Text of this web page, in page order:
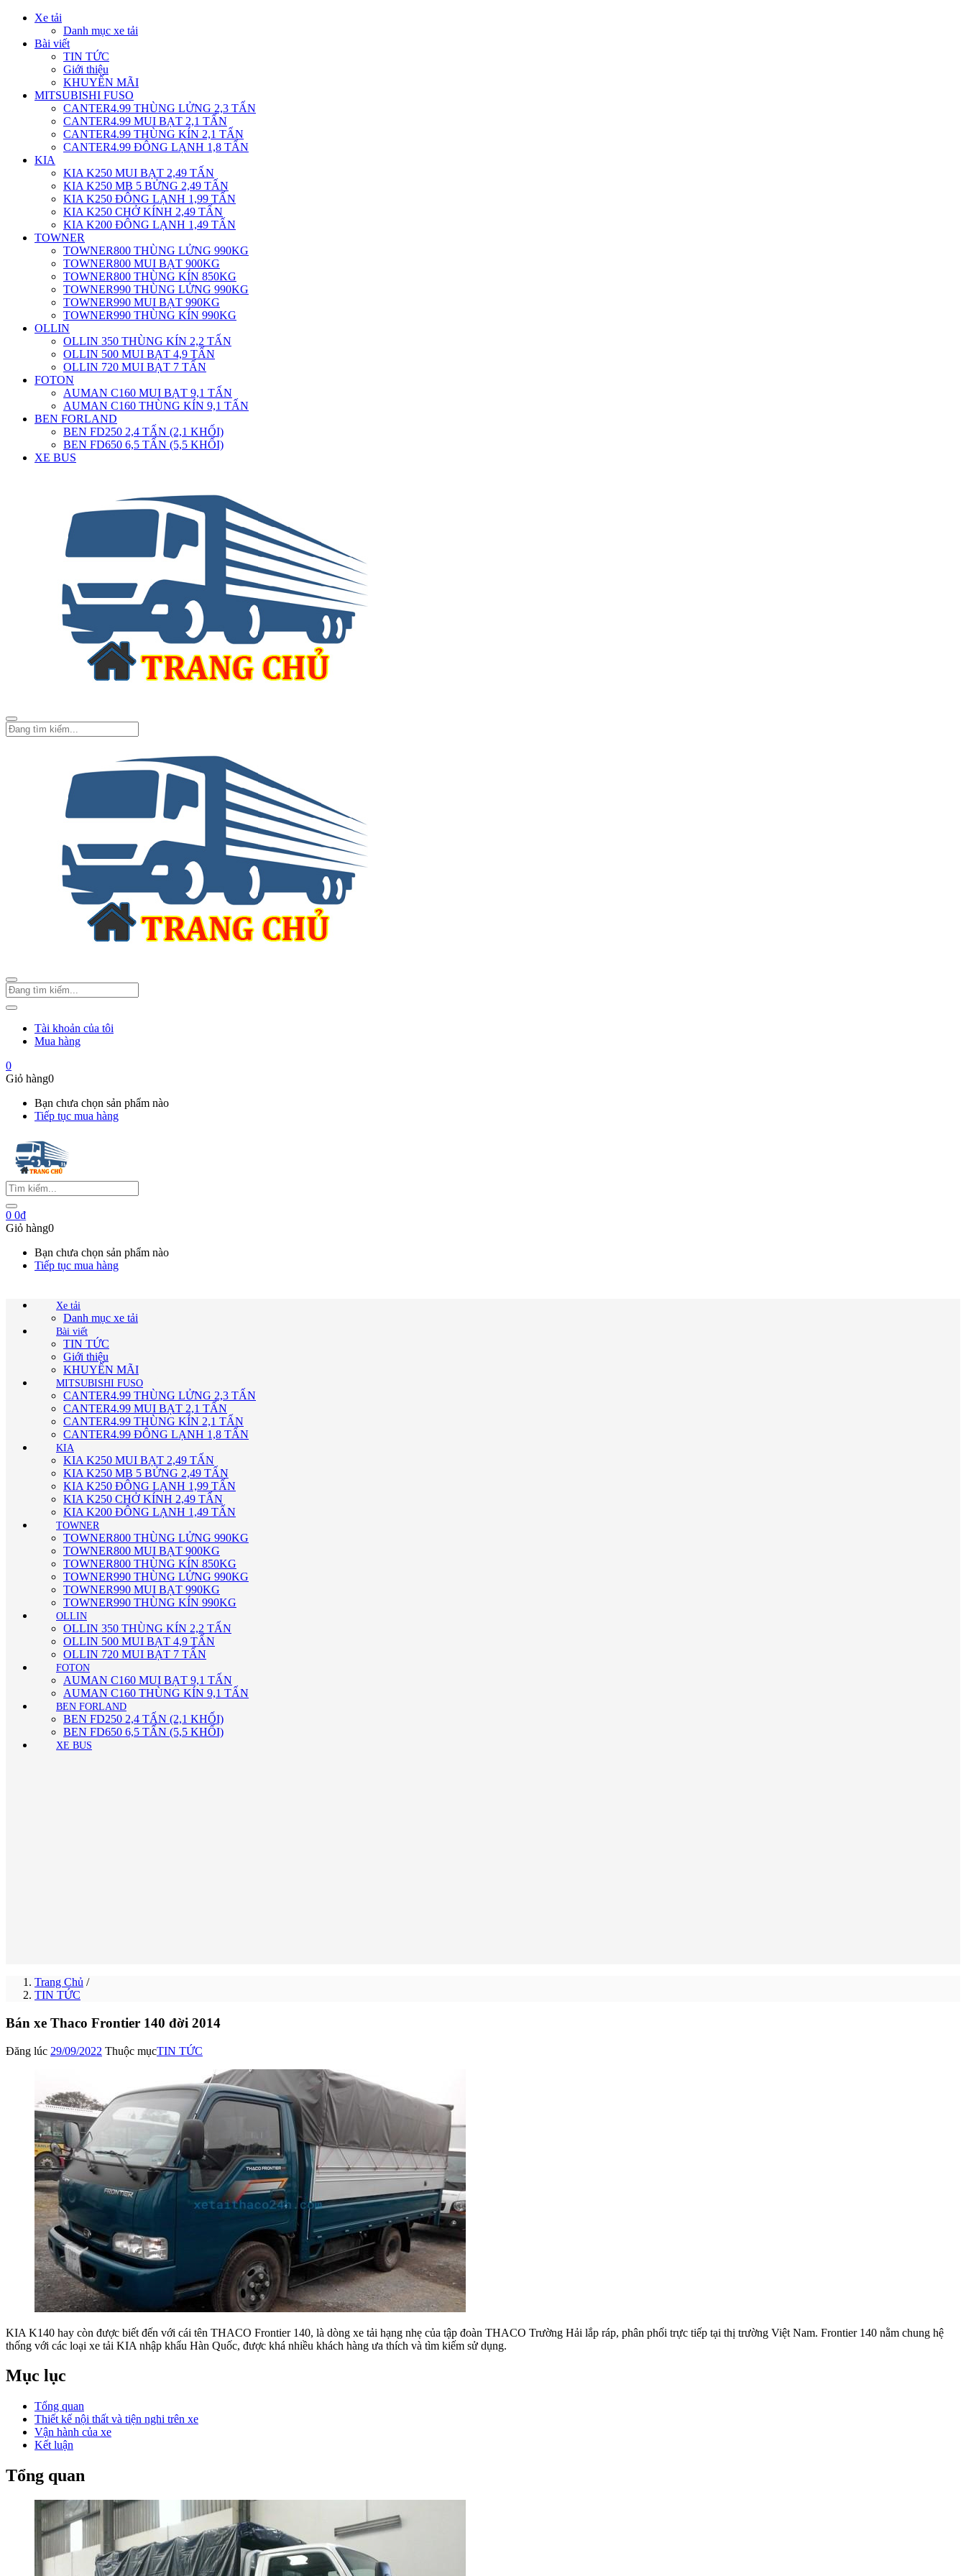
Xe tải
Danh mục xe tải
Bài viết
TIN TỨC
Giới thiệu
KHUYẾN MÃI
MITSUBISHI FUSO
CANTER4.99 THÙNG LỬNG 2,3 TẤN
CANTER4.99 MUI BẠT 2,1 TẤN
CANTER4.99 THÙNG KÍN 2,1 TẤN
CANTER4.99 ĐÔNG LẠNH 1,8 TẤN
KIA
KIA K250 MUI BẠT 2,49 TẤN
KIA K250 MB 5 BỬNG 2,49 TẤN
KIA K250 ĐÔNG LẠNH 1,99 TẤN
KIA K250 CHỞ KÍNH 2,49 TẤN
KIA K200 ĐÔNG LẠNH 1,49 TẤN
TOWNER
TOWNER800 THÙNG LỬNG 990KG
TOWNER800 MUI BẠT 900KG
TOWNER800 THÙNG KÍN 850KG
TOWNER990 THÙNG LỬNG 990KG
TOWNER990 MUI BẠT 990KG
TOWNER990 THÙNG KÍN 990KG
OLLIN
OLLIN 350 THÙNG KÍN 2,2 TẤN
OLLIN 500 MUI BẠT 4,9 TẤN
OLLIN 720 MUI BẠT 7 TẤN
FOTON
AUMAN C160 MUI BẠT 9,1 TẤN
AUMAN C160 THÙNG KÍN 9,1 TẤN
BEN FORLAND
BEN FD250 2,4 TẤN (2,1 KHỐI)
BEN FD650 6,5 TẤN (5,5 KHỐI)
XE BUS
Tài khoản của tôi
Mua hàng
0
Giỏ hàng0
Bạn chưa chọn sản phẩm nào
Tiếp tục mua hàng
0 0₫
Giỏ hàng0
Bạn chưa chọn sản phẩm nào
Tiếp tục mua hàng
Xe tải
Danh mục xe tải
Bài viết
TIN TỨC
Giới thiệu
KHUYẾN MÃI
MITSUBISHI FUSO
CANTER4.99 THÙNG LỬNG 2,3 TẤN
CANTER4.99 MUI BẠT 2,1 TẤN
CANTER4.99 THÙNG KÍN 2,1 TẤN
CANTER4.99 ĐÔNG LẠNH 1,8 TẤN
KIA
KIA K250 MUI BẠT 2,49 TẤN
KIA K250 MB 5 BỬNG 2,49 TẤN
KIA K250 ĐÔNG LẠNH 1,99 TẤN
KIA K250 CHỞ KÍNH 2,49 TẤN
KIA K200 ĐÔNG LẠNH 1,49 TẤN
TOWNER
TOWNER800 THÙNG LỬNG 990KG
TOWNER800 MUI BẠT 900KG
TOWNER800 THÙNG KÍN 850KG
TOWNER990 THÙNG LỬNG 990KG
TOWNER990 MUI BẠT 990KG
TOWNER990 THÙNG KÍN 990KG
OLLIN
OLLIN 350 THÙNG KÍN 2,2 TẤN
OLLIN 500 MUI BẠT 4,9 TẤN
OLLIN 720 MUI BẠT 7 TẤN
FOTON
AUMAN C160 MUI BẠT 9,1 TẤN
AUMAN C160 THÙNG KÍN 9,1 TẤN
BEN FORLAND
BEN FD250 2,4 TẤN (2,1 KHỐI)
BEN FD650 6,5 TẤN (5,5 KHỐI)
XE BUS
Trang Chủ /
TIN TỨC
Bán xe Thaco Frontier 140 đời 2014
Đăng lúc 29/09/2022 Thuộc mụcTIN TỨC
KIA K140 hay còn được biết đến với cái tên THACO Frontier 140, là dòng xe tải hạng nhẹ của tập đoàn THACO Trường Hải lắp ráp, phân phối trực tiếp tại thị trường Việt Nam. Frontier 140 nằm chung hệ
thống với các loại xe tải KIA nhập khẩu Hàn Quốc, được khá nhiều khách hàng ưa thích và tìm kiếm sử dụng.
Mục lục
Tổng quan
Thiết kế nội thất và tiện nghi trên xe
Vận hành của xe
Kết luận
Tổng quan